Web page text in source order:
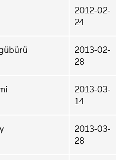
2012-02-
24
2013-02-
28
2013-03-
14
2013-03-
28